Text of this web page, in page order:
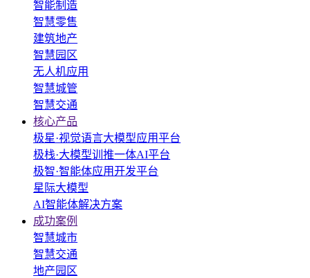
智能制造
智慧零售
建筑地产
智慧园区
无人机应用
智慧城管
智慧交通
核心产品
极星·视觉语言大模型应用平台
极栈·大模型训推一体AI平台
极智·智能体应用开发平台
星际大模型
AI智能体解决方案
成功案例
智慧城市
智慧交通
地产园区